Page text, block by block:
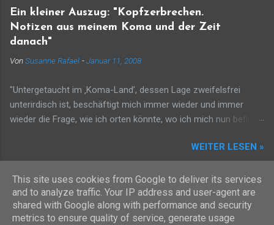
Gebreit und über all die Traurigkeit der Erde.
Denkt nicht, ich wäre schon, ich selbst, das
Schein nur, nur der Widerschein des Scheins,
Vielleicht, dass einer, der mich sieht, sich bang
erhebt und aufbricht aus der Fülle ins
Ungewisse geht sein Leben lang. Manfred
Ein kleiner Auszug: "Kopfzerbrechen.
Notizen aus meinem Koma und der Zeit
danach"
VonSusanne Rafael -Januar 11, 2008
"Untergetaucht im ‚Koma-Land’, dessen Lage zweifelsfrei
unterirdisch ist, beschäftigt mich immer wieder und immer
wieder die Frage, wie ich orten könnte, wo ich mich nun befinde.
Sonnenauf- und Sonnenuntergang. Dieser Raum ist zwar
menschenleer, aber voll mit meinen Gedanken und Gefühlen.
Wie ein Schauspieler auf einer leeren Bühne (und ohne
Publikum) halte ich ungestört lange Monologe, rezitiere ich
lautlos Worte, Sätze, gespeist aus meinen Erinnerungen, werfe
Bilder an imaginäre Wände, schaffe mir so ein Bühnenbild für
WEITER LESEN »
Powered by Blogger
This site uses cookies from Google to deliver its services
and to analyze traffic. Your IP address and user-agent are
shared with Google along with performance and security
metrics to ensure quality of service, generate usage